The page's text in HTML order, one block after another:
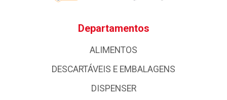
Departamentos
ALIMENTOS
DESCARTÁVEIS E EMBALAGENS
DISPENSER